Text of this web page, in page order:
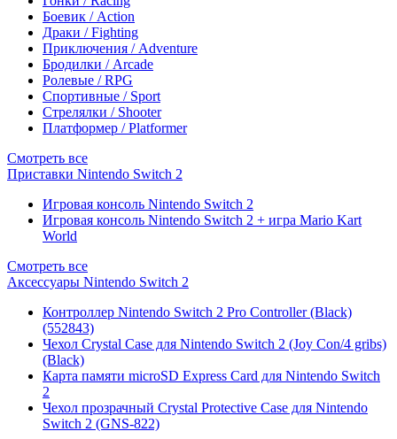
Боевик / Action
Драки / Fighting
Приключения / Adventure
Бродилки / Arcade
Ролевые / RPG
Спортивные / Sport
Стрелялки / Shooter
Платформер / Platformer
Смотреть все
Приставки Nintendo Switch 2
Игровая консоль Nintendo Switch 2
Игровая консоль Nintendo Switch 2 + игра Mario Kart
World
Смотреть все
Аксессуары Nintendo Switch 2
Контроллер Nintendo Switch 2 Pro Controller (Black)
(552843)
Чехол Сrystal Сase для Nintendo Switch 2 (Joy Con/4 gribs)
(Black)
Карта памяти microSD Express Card для Nintendo Switch
2
Чехол прозрачный Crystal Protective Case для Nintendo
Switch 2 (GNS-822)